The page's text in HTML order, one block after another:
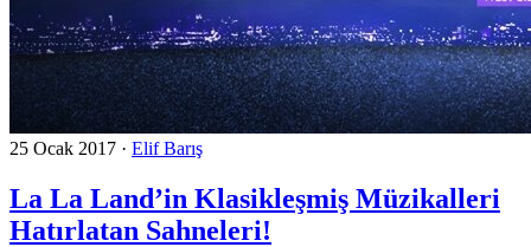
25 Ocak 2017 · Elif Barış
La La Land’in Klasikleşmiş Müzikalleri
Hatırlatan Sahneleri!